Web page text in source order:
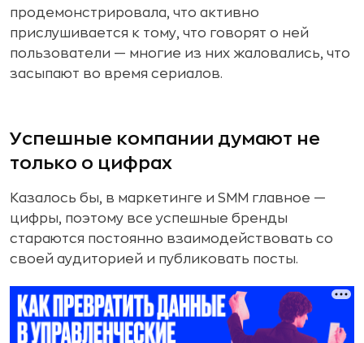
продемонстрировала, что активно
прислушивается к тому, что говорят о ней
пользователи — многие из них жаловались, что
засыпают во время сериалов.
Успешные компании думают не
только о цифрах
Казалось бы, в маркетинге и SMM главное —
цифры, поэтому все успешные бренды
стараются постоянно взаимодействовать со
своей аудиторией и публиковать посты.